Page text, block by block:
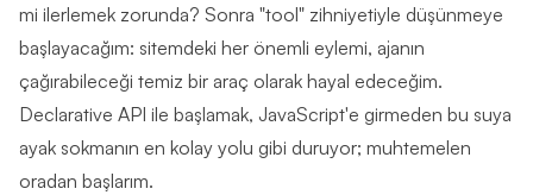
mi ilerlemek zorunda? Sonra "tool" zihniyetiyle düşünmeye
başlayacağım: sitemdeki her önemli eylemi, ajanın
çağırabileceği temiz bir araç olarak hayal edeceğim.
Declarative API ile başlamak, JavaScript'e girmeden bu suya
ayak sokmanın en kolay yolu gibi duruyor; muhtemelen
oradan başlarım.